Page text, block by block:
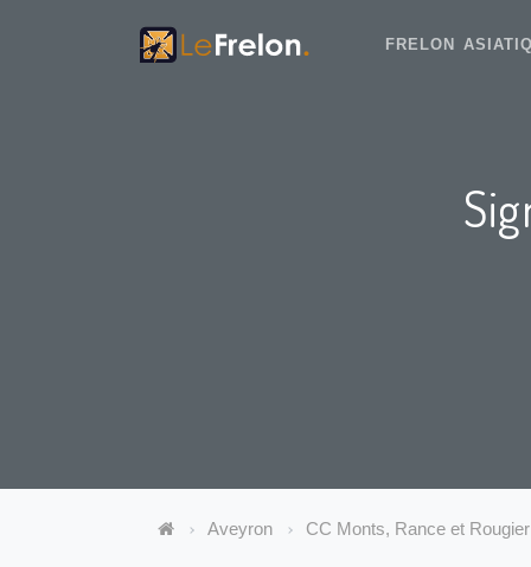
FRELON
Aveyron CC Monts, Rance et Rougier